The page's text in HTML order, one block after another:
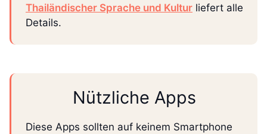
Thailändischer Sprache und Kultur liefert alle
Details.
Nützliche Apps
Diese Apps sollten auf keinem Smartphone